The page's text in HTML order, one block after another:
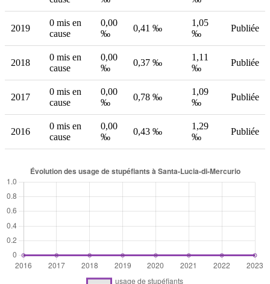
2019
0 mis en
cause
0,00
‰
0,41 ‰
1,05
‰
Publiée
2018
0 mis en
cause
0,00
‰
0,37 ‰
1,11
‰
Publiée
2017
0 mis en
cause
0,00
‰
0,78 ‰
1,09
‰
Publiée
2016
0 mis en
cause
0,00
‰
0,43 ‰
1,29
‰
Publiée